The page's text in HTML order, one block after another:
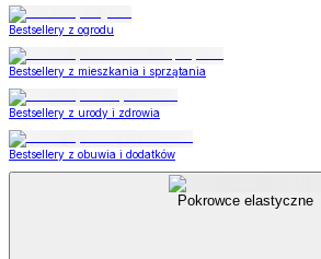
Bestsellery z ogrodu
Bestsellery z mieszkania i sprzątania
Bestsellery z urody i zdrowia
Bestsellery z obuwia i dodatków
Pokrowce elastyczne